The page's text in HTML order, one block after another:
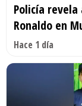
Policía revela
Ronaldo en
Hace 1 día